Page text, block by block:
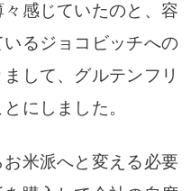
感じていたのと、容
いるジョコビッチへの
して、グルテンフリ
にしました。
米派へと変える必要